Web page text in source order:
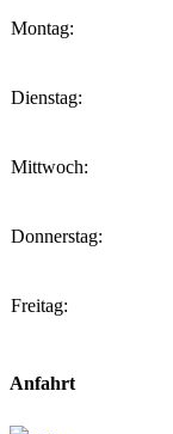
Montag:
Dienstag:
Mittwoch:
Donnerstag:
Freitag:
Anfahrt